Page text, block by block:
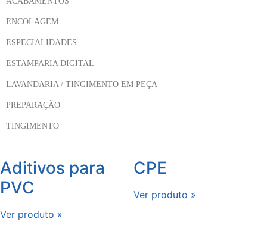
ENCOLAGEM
ESPECIALIDADES
ESTAMPARIA DIGITAL
LAVANDARIA / TINGIMENTO EM PEÇA
PREPARAÇÃO
TINGIMENTO
Aditivos para
PVC
Ver produto »
CPE
Ver produto »